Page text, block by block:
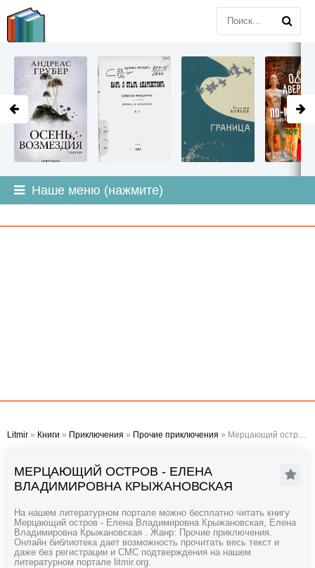
Наше меню (нажмите)
Litmir » Книги » Приключения » Прочие приключения » Мерцающий остров - Елена Владимировна Крыжановская
МЕРЦАЮЩИЙ ОСТРОВ - ЕЛЕНА
ВЛАДИМИРОВНА КРЫЖАНОВСКАЯ
На нашем литературном портале можно бесплатно читать книгу
Мерцающий остров - Елена Владимировна Крыжановская, Елена
Владимировна Крыжановская . Жанр: Прочие приключения.
Онлайн библиотека дает возможность прочитать весь текст и
даже без регистрации и СМС подтверждения на нашем
литературном портале litmir.org.
LITMIR.ORG